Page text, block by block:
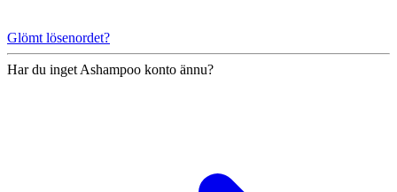
Glömt lösenordet?
Har du inget Ashampoo konto ännu?